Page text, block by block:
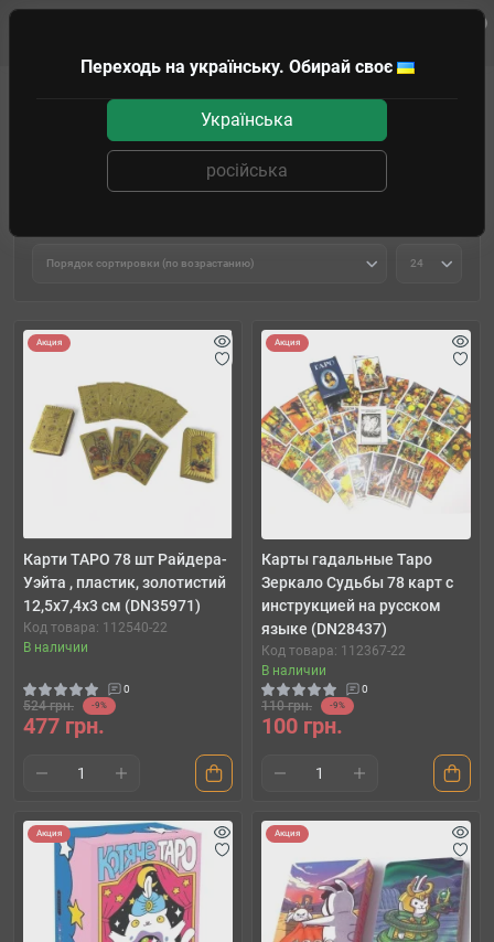
Фильтр товаров
Акция
Карти ТАРО 78 шт Райдера-
Уэйта , пластик, золотистий
12,5х7,4х3 см (DN35971)
Код товара: 112540-22
В наличии
0
524 грн. -9%
477 грн.
Акция
Карты гадальные Таро
Зеркало Судьбы 78 карт с
инструкцией на русском
языке (DN28437)
Код товара: 112367-22
В наличии
0
110 грн. -9%
100 грн.
Акция Акция
Переходь на українську. Обирай своє
Українська
російська